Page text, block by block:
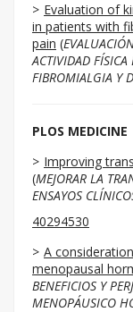
Evaluation of
in patients with
pain (
ACTIVIDAD
FIBROMIALGIA Y
PLOS MEDICINE
Improving
(MEJORAR LA
ENSAYOS
40294530
A
menopausal
BENEFICIOS Y
MENOPÁUSICO